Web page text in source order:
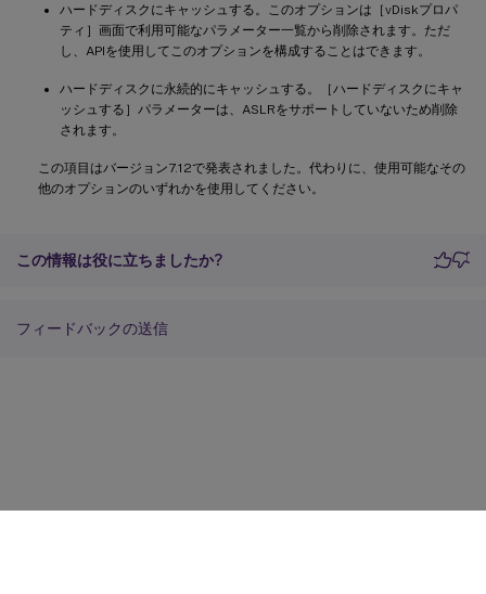
ハードディスクにキャッシュする。このオプションは［vDiskプロパ
ティ］画面で利用可能なパラメーター一覧から削除されます。ただ
し、APIを使用してこのオプションを構成することはできます。
ハードディスクに永続的にキャッシュする。［ハードディスクにキャ
ッシュする］パラメーターは、ASLRをサポートしていないため削除
されます。
この項目はバージョン7.12で発表されました。代わりに、使用可能なその
他のオプションのいずれかを使用してください。
この情報は役に立ちましたか?
フィードバックの送信